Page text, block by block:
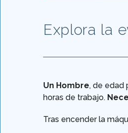
Explora la
Un Hombre, de edad
horas de trabajo.
Tras encender la